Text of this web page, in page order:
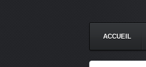
ACCUEIL